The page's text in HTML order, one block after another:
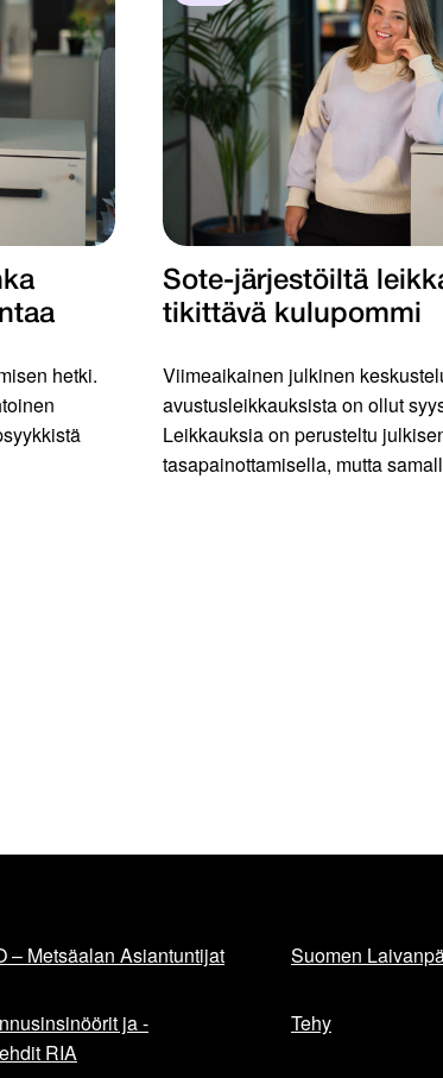
hetki.
Sote-järjestöiltä
tikittävä kulupommi
Viimeaikainen julkinen
avustusleikkauksista on ollut
Leikkauksia on perusteltu
tasapainottamisella, mutta
– Metsäalan Asiantuntijat
ja -
RIA
Suomen
Tehy